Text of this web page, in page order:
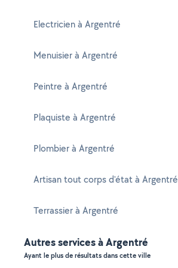
Electricien à Argentré
Menuisier à Argentré
Peintre à Argentré
Plaquiste à Argentré
Plombier à Argentré
Artisan tout corps d'état à Argentré
Terrassier à Argentré
Autres services à Argentré
Ayant le plus de résultats dans cette ville